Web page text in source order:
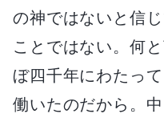
の神ではないと信
ことではない。何
ぼ四千年にわたっ
働いたのだから。